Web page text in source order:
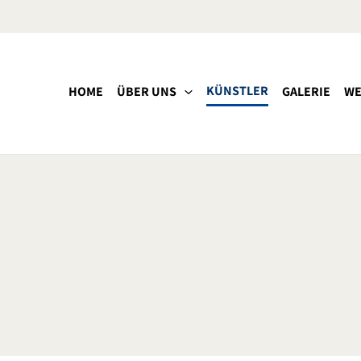
HOME ÜBER UNS KÜNSTLER GALERIE